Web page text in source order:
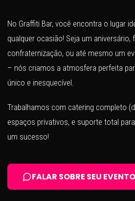
No Graffiti Bar, você encontra o lugar
qualquer ocasião! Seja um aniversário,
confraternização, ou até mesmo um
– nós criamos a atmosfera perfeita
único e inesquecível.
Trabalhamos com catering completo
espaços privativos, e suporte total
um sucesso!
FALAR SOBRE SEU EVENTO